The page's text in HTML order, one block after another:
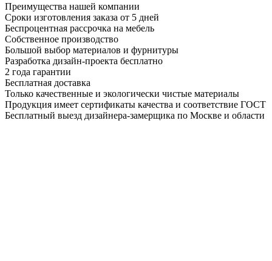
Преимущества нашей компании
Сроки изготовления заказа от 5 дней
Беспроцентная рассрочка на мебель
Собственное производство
Большой выбор материалов и фурнитуры
Разработка дизайн-проекта бесплатно
2 года гарантии
Бесплатная доставка
Только качественные и экологически чистые материалы
Продукция имеет сертификаты качества и соответствие ГОСТ
Бесплатный выезд дизайнера-замерщика по Москве и области